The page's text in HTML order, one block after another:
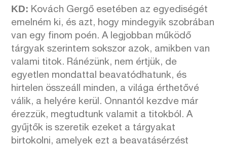
KD: Kovách Gergő esetében az egyediségét
emelném ki, és azt, hogy mindegyik szobrában
van egy finom poén. A legjobban működő
tárgyak szerintem sokszor azok, amikben van
valami titok. Ránézünk, nem értjük, de
egyetlen mondattal beavatódhatunk, és
hirtelen összeáll minden, a világa érthetővé
válik, a helyére kerül. Onnantól kezdve már
érezzük, megtudtunk valamit a titokból. A
gyűjtők is szeretik ezeket a tárgyakat
birtokolni, amelyek ezt a beavatásérzést